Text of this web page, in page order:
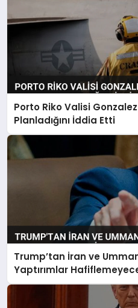
Porto Riko Valisi Gonzalez
Planladığını İddia Etti
Trump’tan İran ve
Yaptırımlar